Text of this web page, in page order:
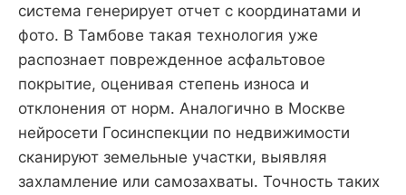
система генерирует отчет с координатами и
фото. В Тамбове такая технология уже
распознает поврежденное асфальтовое
покрытие, оценивая степень износа и
отклонения от норм. Аналогично в Москве
нейросети Госинспекции по недвижимости
сканируют земельные участки, выявляя
захламление или самозахваты. Точность таких